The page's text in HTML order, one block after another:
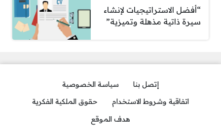
“أفضل الاستراتيجيات لإنشاء
سيرة ذاتية مذهلة وتميزية”
إتصل بنا
سياسة الخصوصية
اتفاقية وشروط الاستخدام
حقوق الملكية الفكرية
هدف الموقع